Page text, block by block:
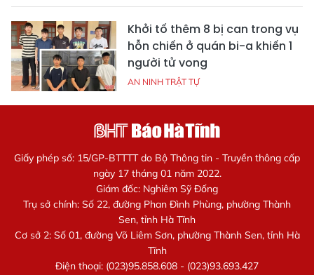
Khởi tố thêm 8 bị can trong vụ
hỗn chiến ở quán bi-a khiến 1
người tử vong
AN NINH TRẬT TỰ
Giấy phép số: 15/GP-BTTTT do Bộ Thông tin - Truyền thông cấp
ngày 17 tháng 01 năm 2022.
Giám đốc: Nghiêm Sỹ Đống
Trụ sở chính: Số 22, đường Phan Đình Phùng, phường Thành
Sen, tỉnh Hà Tĩnh
Cơ sở 2: Số 01, đường Võ Liêm Sơn, phường Thành Sen, tỉnh Hà
Tĩnh
Điện thoại: (023)95.858.608 - (023)93.693.427